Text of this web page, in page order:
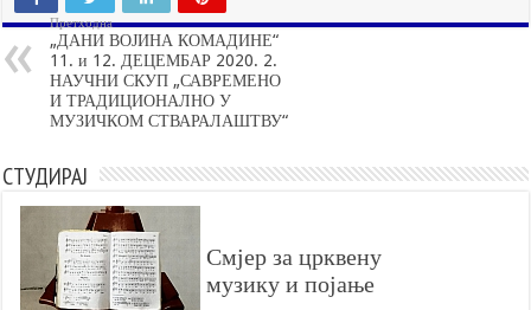
Претходна
„ДАНИ ВОЈИНА КОМАДИНЕ“
11. и 12. ДЕЦЕМБАР 2020. 2.
НАУЧНИ СКУП „САВРЕМЕНО
И ТРАДИЦИОНАЛНО У
МУЗИЧКОМ СТВАРАЛАШТВУ“
СТУДИРАЈ
Смјер за црквену
музику и појање